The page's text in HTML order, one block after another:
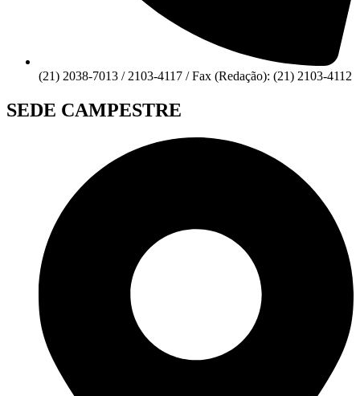
(21) 2038-7013 / 2103-4117 / Fax (Redação): (21) 2103-4112
SEDE CAMPESTRE